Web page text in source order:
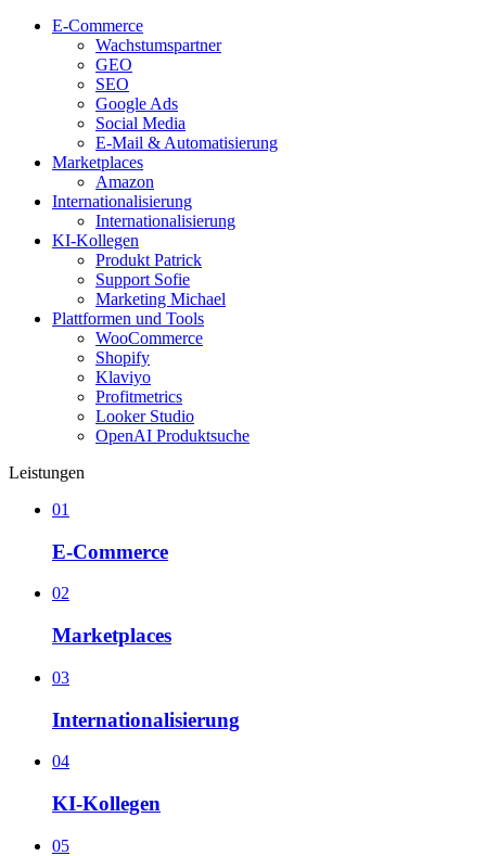
E-Commerce
Wachstumspartner
GEO
SEO
Google Ads
Social Media
E-Mail & Automatisierung
Marketplaces
Amazon
Internationalisierung
Internationalisierung
KI-Kollegen
Produkt Patrick
Support Sofie
Marketing Michael
Plattformen und Tools
WooCommerce
Shopify
Klaviyo
Profitmetrics
Looker Studio
OpenAI Produktsuche
Leistungen
01
E-Commerce
02
Marketplaces
03
Internationalisierung
04
KI-Kollegen
05